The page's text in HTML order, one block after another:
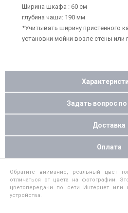
Ширина шкафа : 60 см
глубина чаши: 190 мм
*Учитывать ширину пристенного
установки мойки возле стены или
Задать вопрос по
Доставка
Оплата
Обратите внимание, реальный цвет
отличаться от цвета на фотографии.
цветопередачи по сети Интернет или
устройства.